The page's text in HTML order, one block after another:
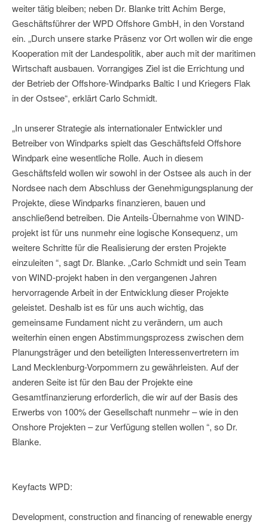
weiter tätig bleiben; neben Dr. Blanke tritt Achim Berge,
Geschäftsführer der WPD Offshore GmbH, in den Vorstand
ein. „Durch unsere starke Präsenz vor Ort wollen wir die enge
Kooperation mit der Landespolitik, aber auch mit der maritimen
Wirtschaft ausbauen. Vorrangiges Ziel ist die Errichtung und
der Betrieb der Offshore-Windparks Baltic I und Kriegers Flak
in der Ostsee“, erklärt Carlo Schmidt.
„In unserer Strategie als internationaler Entwickler und
Betreiber von Windparks spielt das Geschäftsfeld Offshore
Windpark eine wesentliche Rolle. Auch in diesem
Geschäftsfeld wollen wir sowohl in der Ostsee als auch in der
Nordsee nach dem Abschluss der Genehmigungsplanung der
Projekte, diese Windparks finanzieren, bauen und
anschließend betreiben. Die Anteils-Übernahme von WIND-
projekt ist für uns nunmehr eine logische Konsequenz, um
weitere Schritte für die Realisierung der ersten Projekte
einzuleiten “, sagt Dr. Blanke. „Carlo Schmidt und sein Team
von WIND-projekt haben in den vergangenen Jahren
hervorragende Arbeit in der Entwicklung dieser Projekte
geleistet. Deshalb ist es für uns auch wichtig, das
gemeinsame Fundament nicht zu verändern, um auch
weiterhin einen engen Abstimmungsprozess zwischen dem
Planungsträger und den beteiligten Interessenvertretern im
Land Mecklenburg-Vorpommern zu gewährleisten. Auf der
anderen Seite ist für den Bau der Projekte eine
Gesamtfinanzierung erforderlich, die wir auf der Basis des
Erwerbs von 100% der Gesellschaft nunmehr – wie in den
Onshore Projekten – zur Verfügung stellen wollen “, so Dr.
Blanke.
Keyfacts WPD:
Development, construction and financing of renewable energy